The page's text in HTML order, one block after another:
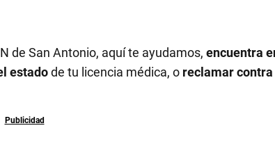
de San Antonio, aquí te ayudamos, encuentra
estadode tu licencia médica, o reclamar contra